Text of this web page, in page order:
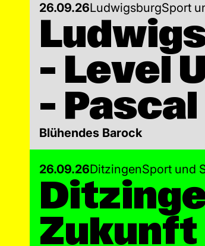
26.09.26LudwigsburgSport
– Level
–
Blühendes Barock
26.09.26DitzingenSport und
Zukunft